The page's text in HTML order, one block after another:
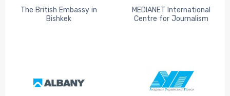
The British Embassy in
Bishkek
MEDIANET International
Centre for Journalism